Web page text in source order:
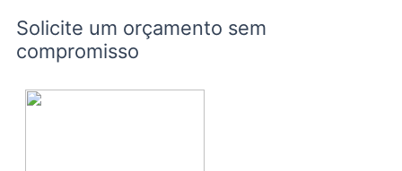
Solicite um orçamento sem
compromisso